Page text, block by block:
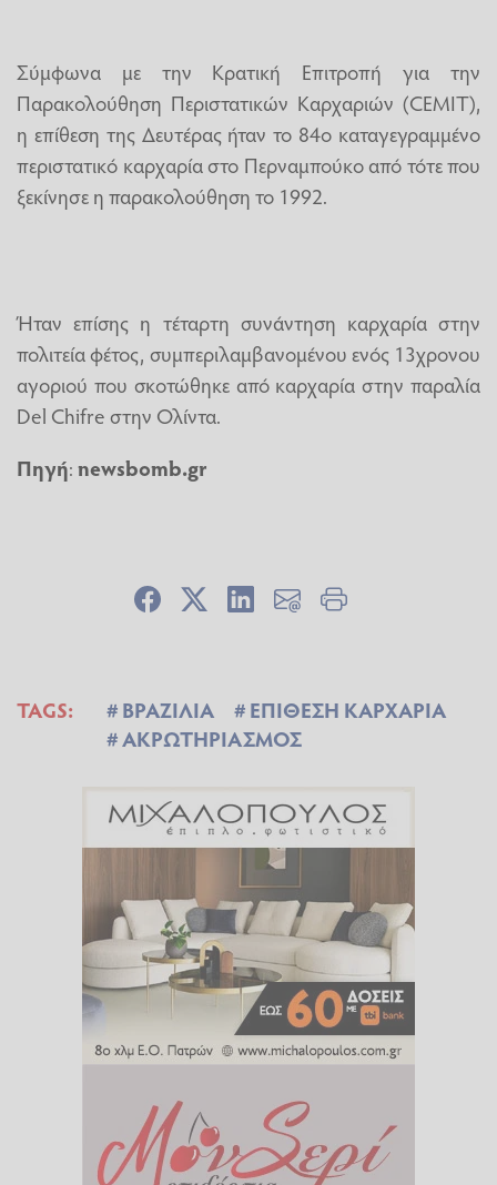
Σύμφωνα με την Κρατική Επιτροπή για την
Παρακολούθηση Περιστατικών Καρχαριών (CEMIT),
η επίθεση της Δευτέρας ήταν το 84ο καταγεγραμμένο
περιστατικό καρχαρία στο Περναμπούκο από τότε που
ξεκίνησε η παρακολούθηση το 1992.
Ήταν επίσης η τέταρτη συνάντηση καρχαρία στην
πολιτεία φέτος, συμπεριλαμβανομένου ενός 13χρονου
αγοριού που σκοτώθηκε από καρχαρία στην παραλία
Del Chifre στην Ολίντα.
Πηγή:newsbomb.gr
TAGS: ΒΡΑΖΙΛΙΑ
ΕΠΙΘΕΣΗ ΚΑΡΧΑΡΙΑ
ΑΚΡΩΤΗΡΙΑΣΜΟΣ